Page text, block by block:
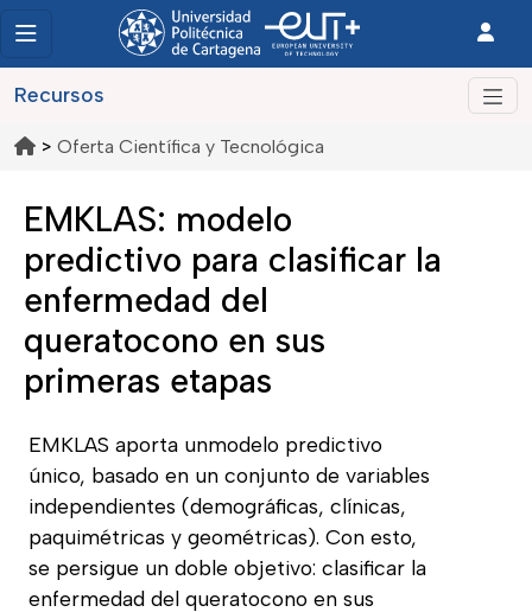
> Oferta Científica y Tecnológica
Recursos
EMKLAS: modelo
predictivo para clasificar la
enfermedad del
queratocono en sus
primeras etapas
EMKLAS aporta unmodelo predictivo
único, basado en un conjunto de variables
independientes (demográficas, clínicas,
paquimétricas y geométricas). Con esto,
se persigue un doble objetivo: clasificar la
enfermedad del queratocono en sus